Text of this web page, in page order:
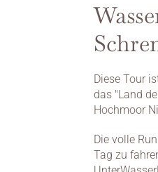
Diese Tour
das "Land
Hochmoor
Die volle
Tag zu